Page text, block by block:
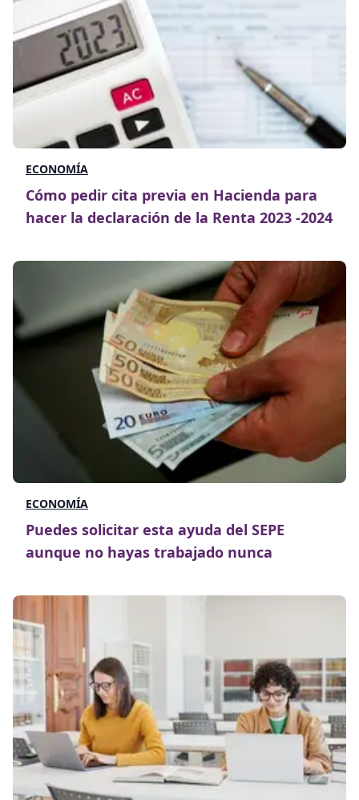
ECONOMÍA
Cómo pedir cita previa en Hacienda para
hacer la declaración de la Renta 2023 -2024
ECONOMÍA
Puedes solicitar esta ayuda del SEPE
aunque no hayas trabajado nunca